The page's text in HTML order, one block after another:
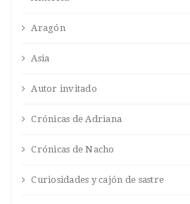
Aragón
Asia
Autor invitado
Crónicas de Adriana
Crónicas de Nacho
Curiosidades y cajón de sastre